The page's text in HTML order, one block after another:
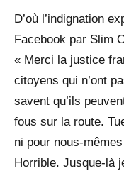
D’où l’indignation
Facebook par Slim
« Merci la justice
citoyens qui n’ont
savent qu’ils
fous sur la route.
ni pour nous-
Horrible. Jusque-là